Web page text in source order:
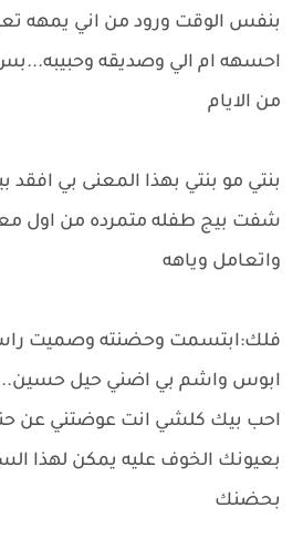
بنفس الوقت ورود من اني يمهه
احسهه ام الي وصديقه
من الايام
بنتي مو بنتي بهذا المعنى بي افقد
شفت بيج طفله متمرده من اول
واتعامل وياهه
فلك:ابتسمت وحضنته وصميت
ابوس واشم بي اضني حيل
احب بيك كلشي انت عوضتني عن
بعيونك الخوف عليه يمكن لهذا
بحضنك